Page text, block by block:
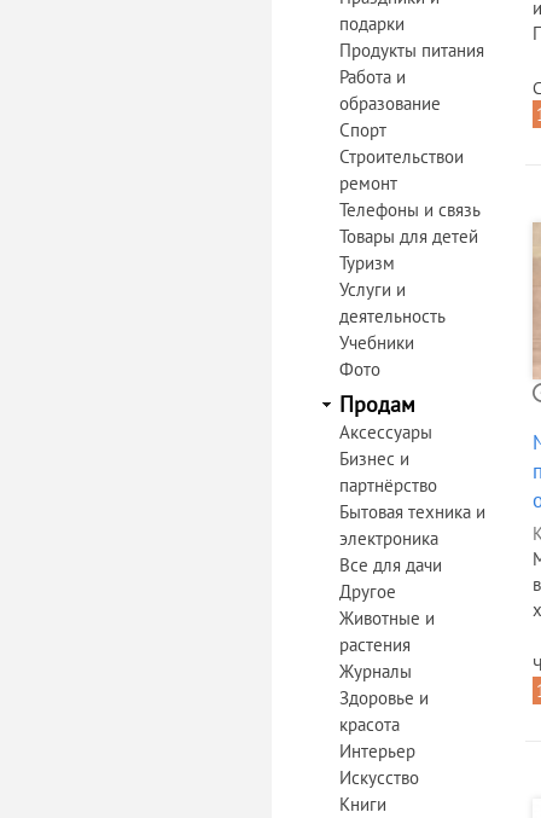
подарки
Продукты питания
Работа и
образование
Спорт
Строительствои
ремонт
Телефоны и связь
Товары для детей
Туризм
Услуги и
деятельность
Учебники
Фото
Продам
Аксессуары
Бизнес и
партнёрство
Бытовая техника и
электроника
Все для дачи
Другое
Животные и
растения
Журналы
Здоровье и
красота
Интерьер
Искусство
Книги